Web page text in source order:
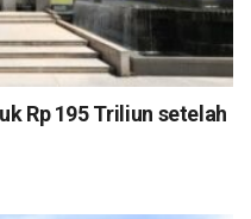
Rp 195 Triliun setelah